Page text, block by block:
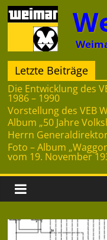
Zum
Inhalt
springen
Letzte Beiträge
Die Entwicklung des
1986 – 1990
Vorstellung des VEB
Album „50 Jahre
Herrn
Foto – Album
vom 19. November